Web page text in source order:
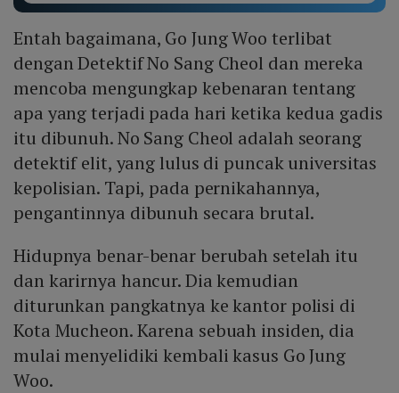
Entah bagaimana, Go Jung Woo terlibat
dengan Detektif No Sang Cheol dan mereka
mencoba mengungkap kebenaran tentang
apa yang terjadi pada hari ketika kedua gadis
itu dibunuh. No Sang Cheol adalah seorang
detektif elit, yang lulus di puncak universitas
kepolisian. Tapi, pada pernikahannya,
pengantinnya dibunuh secara brutal.
Hidupnya benar-benar berubah setelah itu
dan karirnya hancur. Dia kemudian
diturunkan pangkatnya ke kantor polisi di
Kota Mucheon. Karena sebuah insiden, dia
mulai menyelidiki kembali kasus Go Jung
Woo.